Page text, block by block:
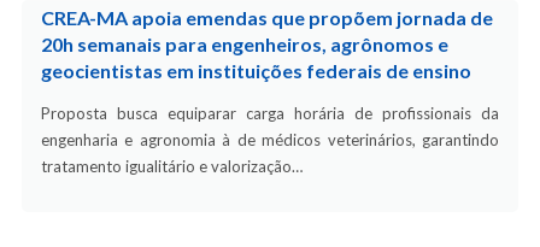
CREA-MA apoia emendas que propõem jornada de
20h semanais para engenheiros, agrônomos e
geocientistas em instituições federais de ensino
Proposta busca equiparar carga horária de profissionais da
engenharia e agronomia à de médicos veterinários, garantindo
tratamento igualitário e valorização…